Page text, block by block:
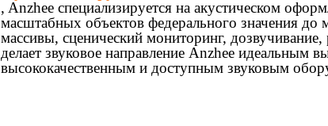
, Anzhee специализируется на акустическом
масштабных объектов федерального значения
массивы, сценический мониторинг,
делает звуковое направление Anzhee идеальным
высококачественным и доступным звуковым